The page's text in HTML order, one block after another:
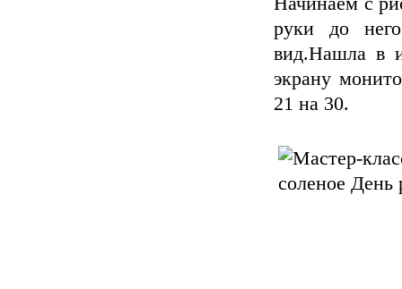
руки до
вид.Нашла в
экрану
21 на 30.